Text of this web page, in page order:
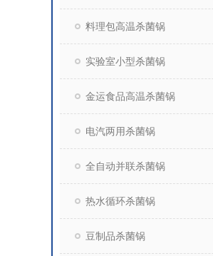
料理包高温杀菌锅
实验室小型杀菌锅
金运食品高温杀菌锅
电汽两用杀菌锅
全自动并联杀菌锅
热水循环杀菌锅
豆制品杀菌锅